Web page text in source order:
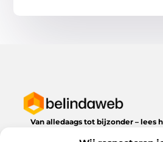
Van alledaags tot bijzonder – lees